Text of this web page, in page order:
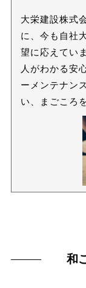
大栄建設株式
に、今も自社
望に応えてい
人がわかる安
ーメンテナン
い、まごころ
和